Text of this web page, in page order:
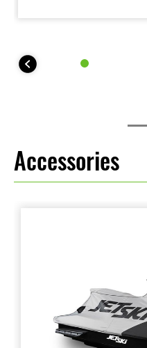
Accessories